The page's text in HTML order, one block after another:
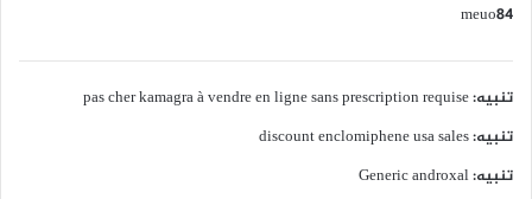
meuo84
تنبيه:pas cher kamagra à vendre en ligne sans prescription requise
تنبيه:discount enclomiphene usa sales
تنبيه:Generic androxal